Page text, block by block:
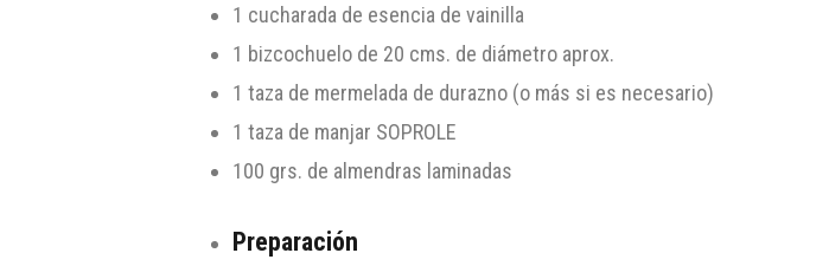
1 cucharada de esencia de vainilla
1 bizcochuelo de 20 cms. de diámetro aprox.
1 taza de mermelada de durazno (o más si es necesario)
1 taza de manjar SOPROLE
100 grs. de almendras laminadas
Preparación